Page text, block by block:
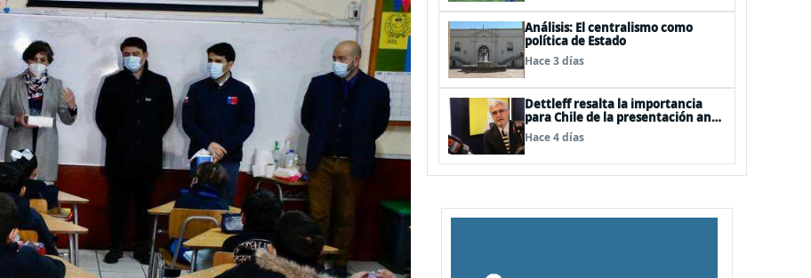
Análisis: El centralismo como
política de Estado
Hace 3 días
Dettleff resalta la importancia
para Chile de la presentación ante
la ONU de la Plataforma
Continental Extendida del
Hace 4 días